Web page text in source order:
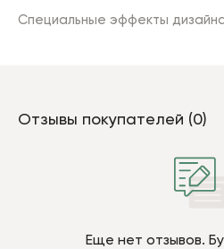
Специальные эффекты
Отзывы покупателей (0)
Еще нет отзывов.